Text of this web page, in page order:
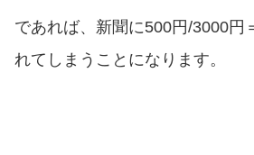
であれば、新聞に500円/3000円
れてしまうことになります。